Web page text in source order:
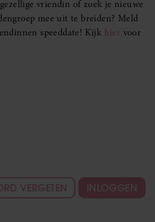
vriendin of zoek je nieuwe
mee uit te breiden? Meld
speeddate! Kijk hier voor
VERGETEN INLOGGEN